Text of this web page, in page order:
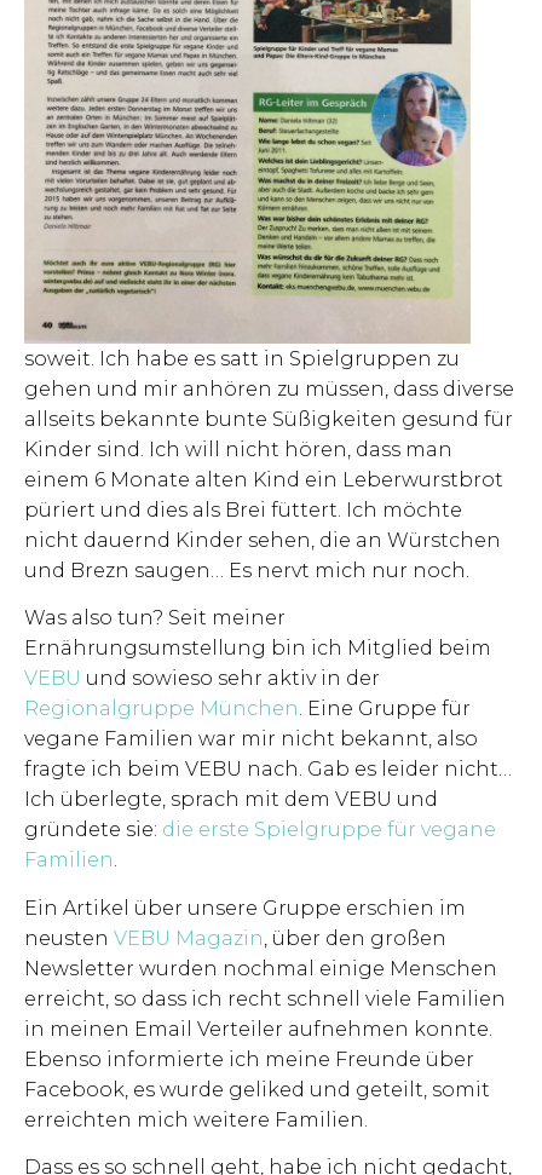
soweit. Ich habe es satt in Spielgruppen zu
gehen und mir anhören zu müssen, dass diverse
allseits bekannte bunte Süßigkeiten gesund für
Kinder sind. Ich will nicht hören, dass man
einem 6 Monate alten Kind ein Leberwurstbrot
püriert und dies als Brei füttert. Ich möchte
nicht dauernd Kinder sehen, die an Würstchen
und Brezn saugen… Es nervt mich nur noch.
Was also tun? Seit meiner
Ernährungsumstellung bin ich Mitglied beim
VEBU und sowieso sehr aktiv in der
Regionalgruppe München. Eine Gruppe für
vegane Familien war mir nicht bekannt, also
fragte ich beim VEBU nach. Gab es leider nicht…
Ich überlegte, sprach mit dem VEBU und
gründete sie: die erste Spielgruppe für vegane
Familien.
Ein Artikel über unsere Gruppe erschien im
neusten VEBU Magazin , über den großen
Newsletter wurden nochmal einige Menschen
erreicht, so dass ich recht schnell viele Familien
in meinen Email Verteiler aufnehmen konnte.
Ebenso informierte ich meine Freunde über
Facebook, es wurde geliked und geteilt, somit
erreichten mich weitere Familien.
Dass es so schnell geht, habe ich nicht gedacht,